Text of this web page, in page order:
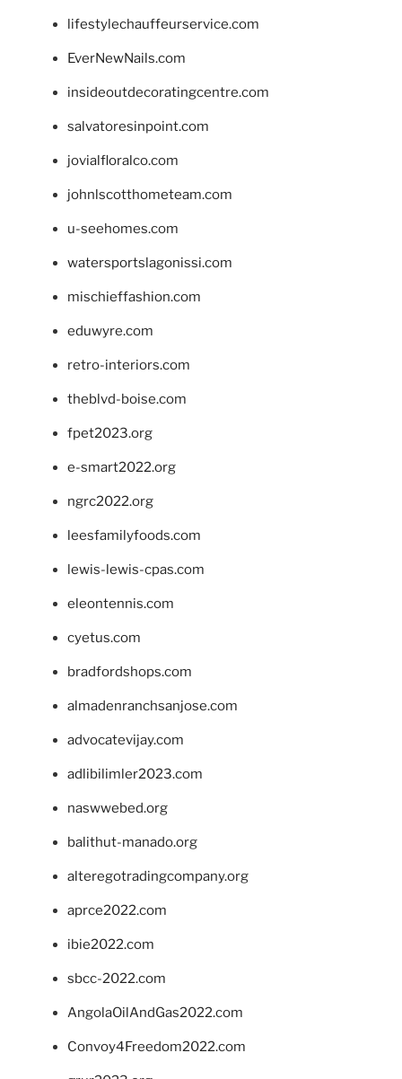
lifestylechauffeurservice.com
EverNewNails.com
insideoutdecoratingcentre.com
salvatoresinpoint.com
jovialfloralco.com
johnlscotthometeam.com
u-seehomes.com
watersportslagonissi.com
mischieffashion.com
eduwyre.com
retro-interiors.com
theblvd-boise.com
fpet2023.org
e-smart2022.org
ngrc2022.org
leesfamilyfoods.com
lewis-lewis-cpas.com
eleontennis.com
cyetus.com
bradfordshops.com
almadenranchsanjose.com
advocatevijay.com
adlibilimler2023.com
naswwebed.org
balithut-manado.org
alteregotradingcompany.org
aprce2022.com
ibie2022.com
sbcc-2022.com
AngolaOilAndGas2022.com
Convoy4Freedom2022.com